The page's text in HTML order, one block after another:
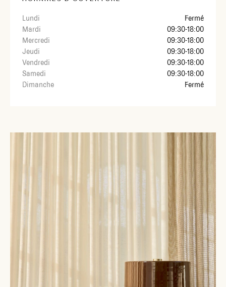
Lundi
Fermé
Mardi
09:30-18:00
Mercredi
09:30-18:00
Jeudi
09:30-18:00
Vendredi
09:30-18:00
Samedi
09:30-18:00
Dimanche
Fermé